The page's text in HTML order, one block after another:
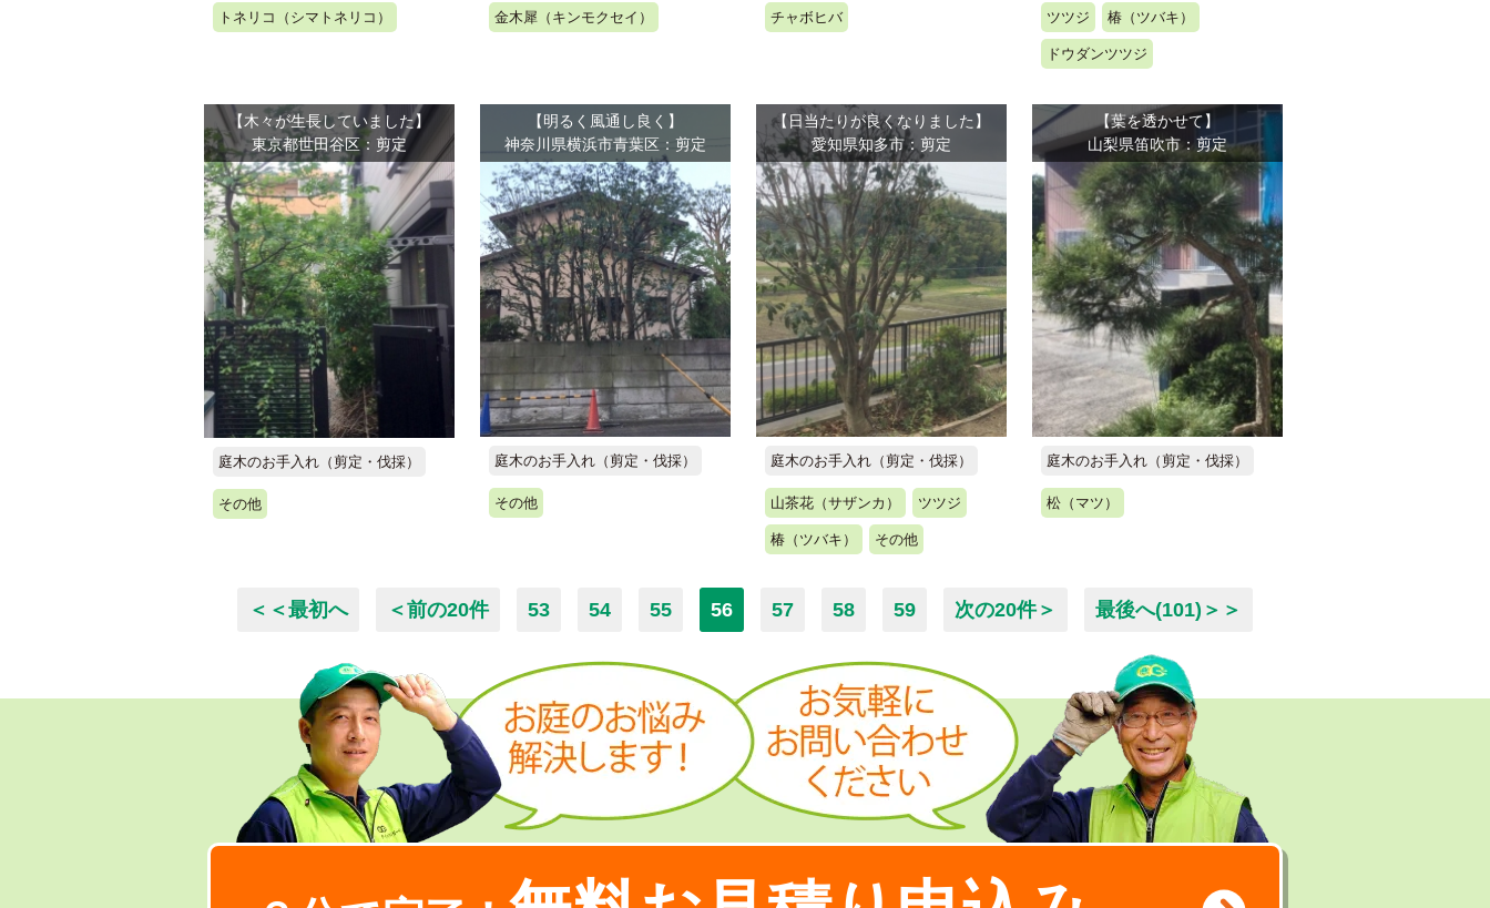
トネリコ（シマトネリコ） 金木犀（キンモクセイ） チャボヒバ ツツジ 椿（ツバキ）
ドウダンツツジ
【木々が生長していました】
東京都世田谷区：剪定
庭木のお手入れ（剪定・伐採）
その他
【明るく風通し良く】
神奈川県横浜市青葉区：剪定
庭木のお手入れ（剪定・伐採）
その他
【日当たりが良くなりました】
愛知県知多市：剪定
庭木のお手入れ（剪定・伐採）
山茶花（サザンカ） ツツジ
椿（ツバキ） その他
【葉を透かせて】
山梨県笛吹市：剪定
庭木のお手入れ（剪定・伐採）
松（マツ）
＜＜最初へ ＜前の20件 53 54 55 56 57 58 59 次の20件＞ 最後へ(101)＞＞